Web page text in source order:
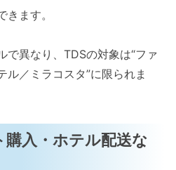
ます。
で異なり、TDSの対象は“ファ
ル／ミラコスタ”に限られま
入・ホテル配送な